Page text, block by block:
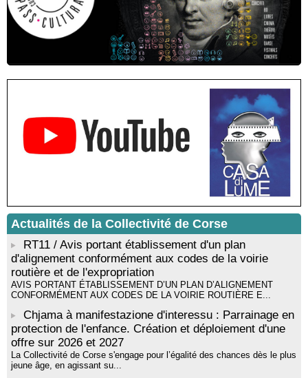
Sardegna - Mediateca di castagniccia Mare è monti - I Fulelli
Résidence d’écriture et de recherche de l’écrivaine Cécilia
Castelli - Institut Mémoires de l'Edition Contemporaine - Caen /
Médiathèque de Castagniccia Mare et Monti - I Fulelli
Rencontre / dédicace avec Lucrèce Luciani autour de son
livre « La ballade du pendu du Niolu» - Mediateca territuriale di
Mise en musique d’un livre jeunesse par Annik Meschinet,
musicienne pédagogue : Ateliers d’expression sonore, vocale,
rythmique et corporelle - Mediateca territuriale di Santa Lucia di
Tallà
! Événement reporté ! Cycle de conférences peinture animé
par Alexandre Dominati - Mediateca territuriale di Santa Lucia di
Actualités de la Collectivité de Corse
RT11 / Avis portant établissement d'un plan
d'alignement conformément aux codes de la voirie
routière et de l'expropriation
AVIS PORTANT ÉTABLISSEMENT D’UN PLAN D’ALIGNEMENT
CONFORMÉMENT AUX CODES DE LA VOIRIE ROUTIÈRE E...
Chjama à manifestazione d'interessu : Parrainage en
protection de l'enfance. Création et déploiement d'une
offre sur 2026 et 2027
La Collectivité de Corse s'engage pour l’égalité des chances dès le plus
jeune âge, en agissant su...